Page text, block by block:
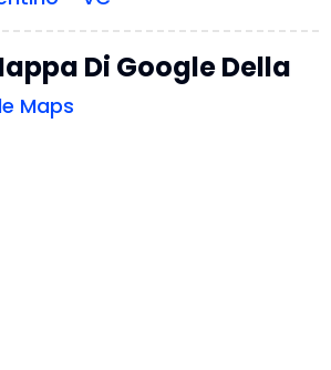
Di Google Della
Maps